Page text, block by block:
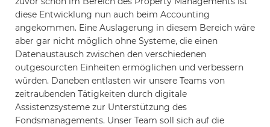
diese Entwicklung nun auch beim Accounting
angekommen. Eine Auslagerung in diesem Bereich wäre
aber gar nicht möglich ohne Systeme, die einen
Datenaustausch zwischen den verschiedenen
outgesourcten Einheiten ermöglichen und verbessern
würden. Daneben entlasten wir unsere Teams von
zeitraubenden Tätigkeiten durch digitale
Assistenzsysteme zur Unterstützung des
Fondsmanagements. Unser Team soll sich auf die